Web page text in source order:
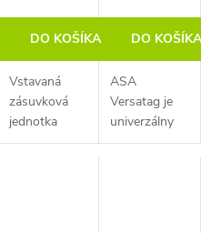
hliník
DO KOŠÍKA
Vstavaná
zásuvková
jednotka
VersaDot od
DO
ASA
Versatag je
univerzálny
stolný modul